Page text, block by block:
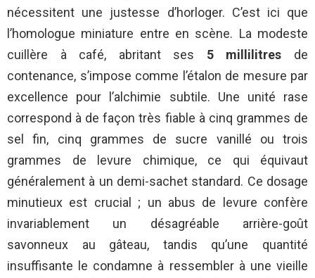
nécessitent une justesse d’horloger. C’est ici que
l’homologue miniature entre en scène. La modeste
cuillère à café, abritant ses 5 millilitres de
contenance, s’impose comme l’étalon de mesure par
excellence pour l’alchimie subtile. Une unité rase
correspond à de façon très fiable à cinq grammes de
sel fin, cinq grammes de sucre vanillé ou trois
grammes de levure chimique, ce qui équivaut
généralement à un demi-sachet standard. Ce dosage
minutieux est crucial ; un abus de levure confère
invariablement un désagréable arrière-goût
savonneux au gâteau, tandis qu’une quantité
insuffisante le condamne à ressembler à une vieille